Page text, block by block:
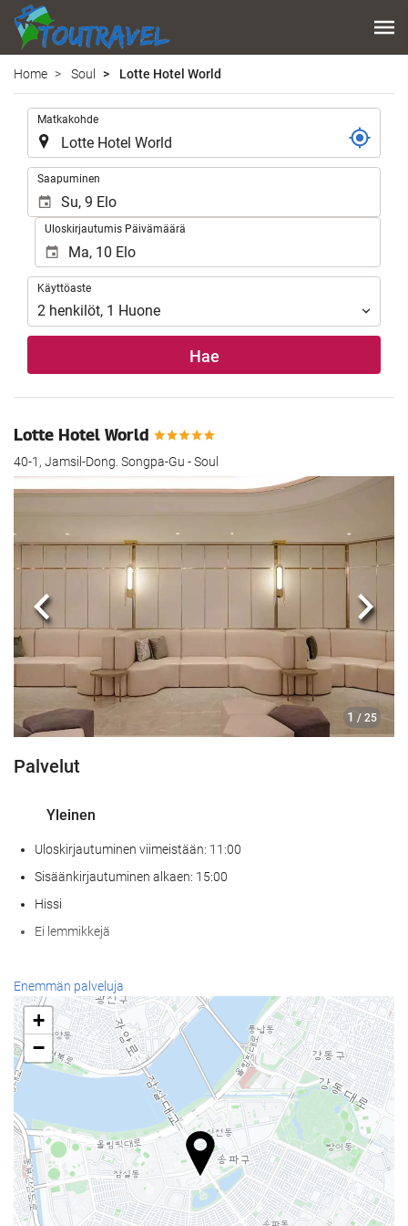
Home Soul Lotte Hotel World
Matkakohde
Saapuminen
Uloskirjautumis Päivämäärä
Käyttöaste
Käyttöaste
2 henkilöt, 1 Huone
Hae
Lotte Hotel World
40-1, Jamsil-Dong. Songpa-Gu - Soul
1 / 25
Edellinen
Palvelut
Yleinen
Uloskirjautuminen viimeistään: 11:00
Sisäänkirjautuminen alkaen: 15:00
Hissi
Ei lemmikkejä
Ruoka & juoma
À la carte -ravintola
Baari
Paikan päällä sijaitseva kahvila
Vastaanottopalvelut
24h-vastaanotto
Matkatavarasäilytys
Enemmän palveluja
+
−